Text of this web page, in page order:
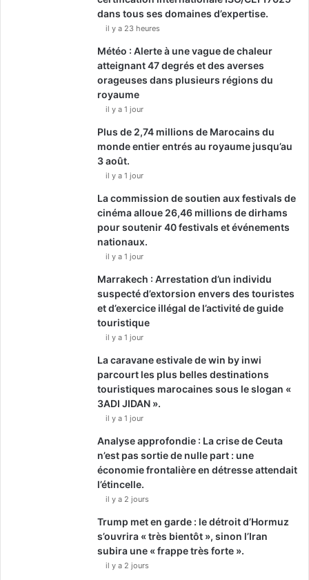
dans tous ses domaines d’expertise.
il y a 23 heures
Météo : Alerte à une vague de chaleur
atteignant 47 degrés et des averses
orageuses dans plusieurs régions du
royaume
il y a 1 jour
Plus de 2,74 millions de Marocains du
monde entier entrés au royaume jusqu’au
3 août.
il y a 1 jour
La commission de soutien aux festivals de
cinéma alloue 26,46 millions de dirhams
pour soutenir 40 festivals et événements
nationaux.
il y a 1 jour
Marrakech : Arrestation d’un individu
suspecté d’extorsion envers des touristes
et d’exercice illégal de l’activité de guide
touristique
il y a 1 jour
La caravane estivale de win by inwi
parcourt les plus belles destinations
touristiques marocaines sous le slogan «
3ADI JIDAN ».
il y a 1 jour
Analyse approfondie : La crise de Ceuta
n’est pas sortie de nulle part : une
économie frontalière en détresse attendait
l’étincelle.
il y a 2 jours
Trump met en garde : le détroit d’Hormuz
s’ouvrira « très bientôt », sinon l’Iran
subira une « frappe très forte ».
il y a 2 jours